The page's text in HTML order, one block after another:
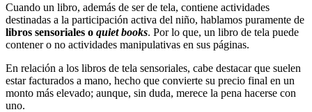
Cuando un libro, además de ser de tela, contiene actividades
destinadas a la participación activa del niño, hablamos puramente de
libros sensoriales o quiet books. Por lo que, un libro de tela puede
contener o no actividades manipulativas en sus páginas.
En relación a los libros de tela sensoriales, cabe destacar que suelen
estar facturados a mano, hecho que convierte su precio final en un
monto más elevado; aunque, sin duda, merece la pena hacerse con
uno.